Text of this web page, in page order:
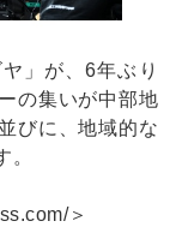
」が、6年ぶり
の集いが中部地
びに、地域的な
＞